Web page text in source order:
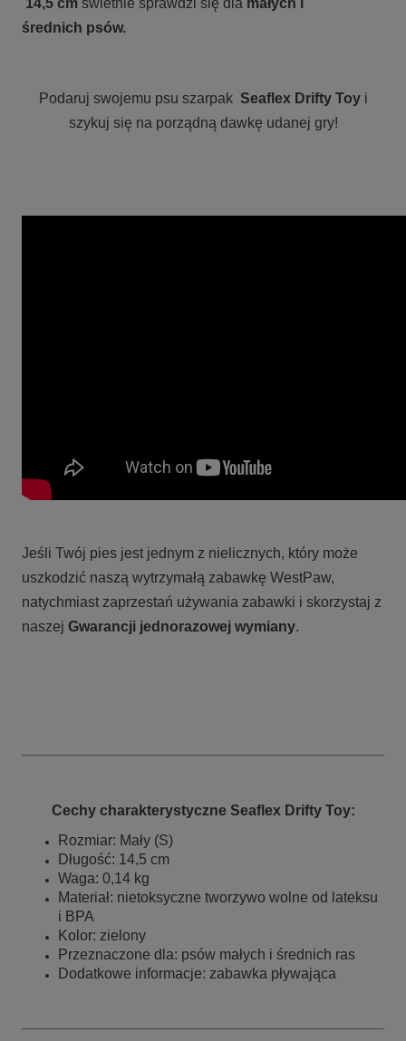
14,5 cm świetnie sprawdzi się dla małych i
średnich psów.
Podaruj swojemu psu szarpak Seaflex Drifty Toyi
szykuj się na porządną dawkę udanej gry!
Jeśli Twój pies jest jednym z nielicznych, który może
uszkodzić naszą wytrzymałą zabawkę WestPaw,
natychmiast zaprzestań używania zabawki i skorzystaj z
naszej Gwarancji jednorazowej wymiany.
Cechy charakterystyczne Seaflex Drifty Toy:
Rozmiar: Mały (S)
Długość: 14,5 cm
Waga: 0,14 kg
Materiał: nietoksyczne tworzywo wolne od lateksu
i BPA
Kolor: zielony
Przeznaczone dla: psów małych i średnich ras
Dodatkowe informacje: zabawka pływająca